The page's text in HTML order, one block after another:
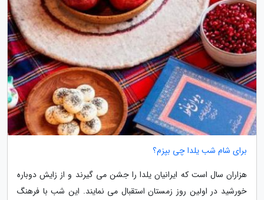
برای شام شب یلدا چی بپزم؟
هزاران سال است که ایرانیان یلدا را جشن می گیرند و از زایش دوباره
خورشید در اولین روز زمستان استقبال می نمایند. این شب با فرهنگ